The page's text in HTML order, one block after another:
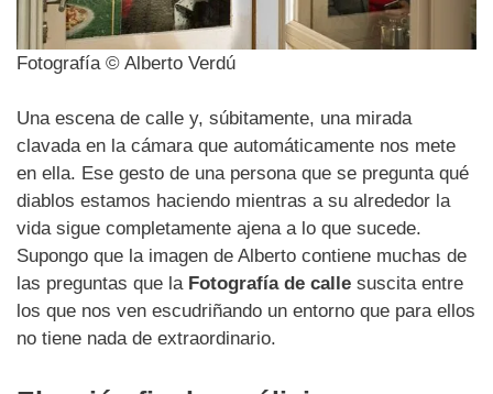
Fotografía © Alberto Verdú
Una escena de calle y, súbitamente, una mirada
clavada en la cámara que automáticamente nos mete
en ella. Ese gesto de una persona que se pregunta qué
diablos estamos haciendo mientras a su alrededor la
vida sigue completamente ajena a lo que sucede.
Supongo que la imagen de Alberto contiene muchas de
las preguntas que la Fotografía de calle suscita entre
los que nos ven escudriñando un entorno que para ellos
no tiene nada de extraordinario.